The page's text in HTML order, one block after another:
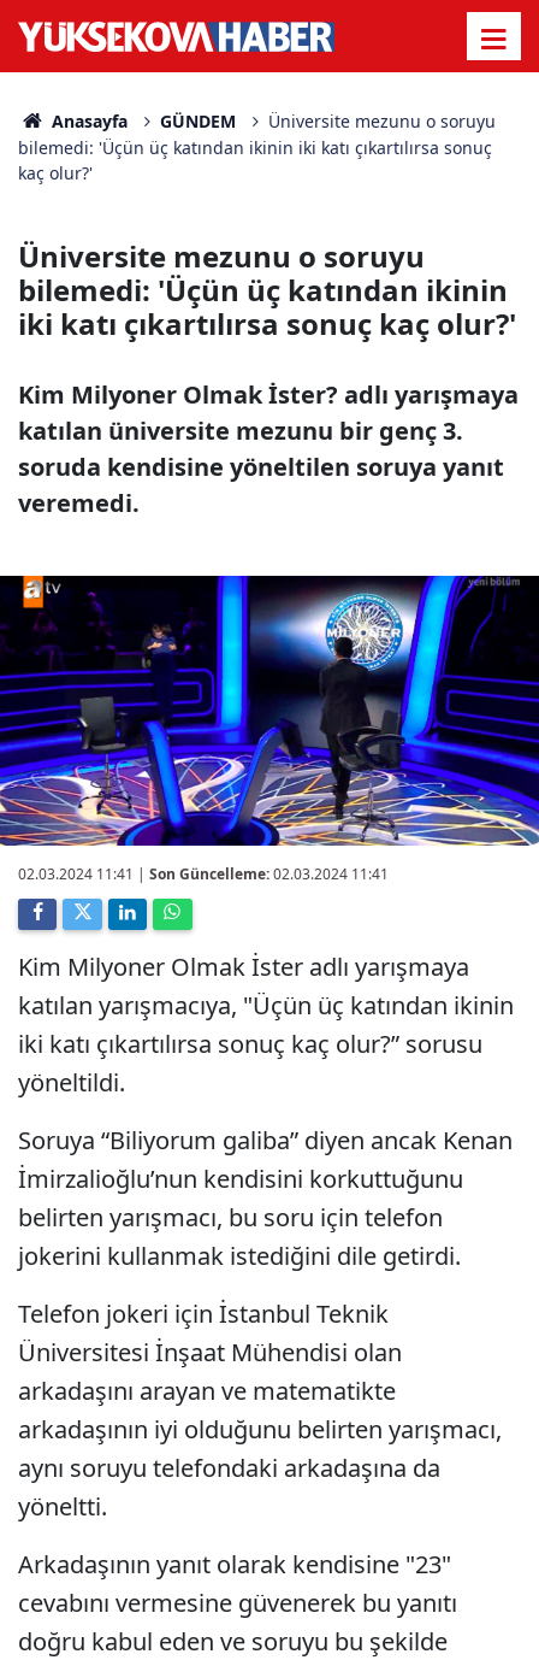
Anasayfa GÜNDEM
Üniversite mezunu o soruyu
bilemedi: 'Üçün üç katından ikinin iki katı çıkartılırsa sonuç
kaç olur?'
Üniversite mezunu o soruyu
bilemedi: 'Üçün üç katından ikinin
iki katı çıkartılırsa sonuç kaç olur?'
Kim Milyoner Olmak İster? adlı yarışmaya
katılan üniversite mezunu bir genç 3.
soruda kendisine yöneltilen soruya yanıt
veremedi.
02.03.2024 11:41 | Son Güncelleme:02.03.2024 11:41
Kim Milyoner Olmak İster adlı yarışmaya
katılan yarışmacıya, "Üçün üç katından ikinin
iki katı çıkartılırsa sonuç kaç olur?” sorusu
yöneltildi.
Soruya “Biliyorum galiba” diyen ancak Kenan
İmirzalioğlu’nun kendisini korkuttuğunu
belirten yarışmacı, bu soru için telefon
jokerini kullanmak istediğini dile getirdi.
Telefon jokeri için İstanbul Teknik
Üniversitesi İnşaat Mühendisi olan
arkadaşını arayan ve matematikte
arkadaşının iyi olduğunu belirten yarışmacı,
aynı soruyu telefondaki arkadaşına da
yöneltti.
Arkadaşının yanıt olarak kendisine "23"
cevabını vermesine güvenerek bu yanıtı
doğru kabul eden ve soruyu bu şekilde